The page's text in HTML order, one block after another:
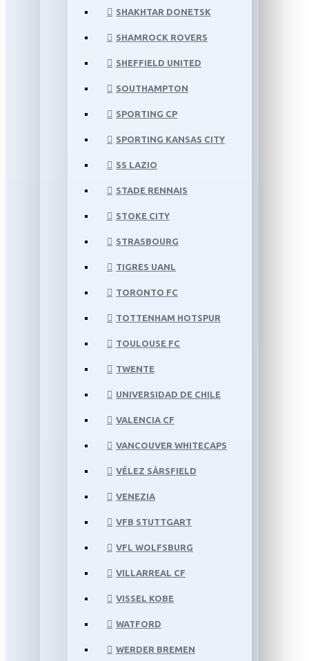
SHAKHTAR DONETSK
SHAMROCK ROVERS
SHEFFIELD UNITED
SOUTHAMPTON
SPORTING CP
SPORTING KANSAS CITY
SS LAZIO
STADE RENNAIS
STOKE CITY
STRASBOURG
TIGRES UANL
TORONTO FC
TOTTENHAM HOTSPUR
TOULOUSE FC
TWENTE
UNIVERSIDAD DE CHILE
VALENCIA CF
VANCOUVER WHITECAPS
VÉLEZ SÁRSFIELD
VENEZIA
VFB STUTTGART
VFL WOLFSBURG
VILLARREAL CF
VISSEL KOBE
WATFORD
WERDER BREMEN